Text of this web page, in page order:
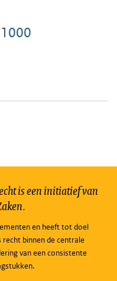
Pagina
1000
is een initiatief van
en heeft tot doel
binnen de centrale
van een consistente